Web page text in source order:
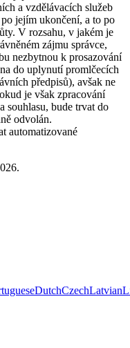
a vzdělávacích služeb
jejím ukončení, a to po
V rozsahu, v jakém je
zájmu správce,
nezbytnou k prosazování
do uplynutí promlčecích
předpisů), avšak ne
je však zpracování
souhlasu, bude trvat do
odvolán.
automatizované
DutchCzechLatvian